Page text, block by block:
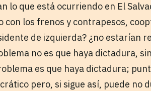
lo que está ocurriendo en El
con los frenos y contrapesos,
de izquierda? ¿no estarían
no es que haya dictadura,
es que haya dictadura;
pero, si sigue así, puede no